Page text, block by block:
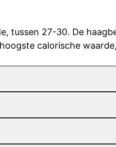
tussen 27-30. De
calorische